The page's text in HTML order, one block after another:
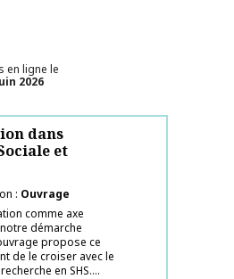
en ligne le
2026
dans
et
Ouvrage
comme axe
démarche
propose ce
de le croiser avec le
en SHS....